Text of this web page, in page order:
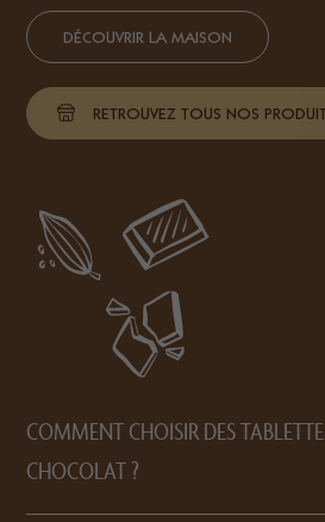
DÉCOUVRIR LA MAISON
RETROUVEZ TOUS NOS
COMMENT CHOISIR DES
CHOCOLAT ?